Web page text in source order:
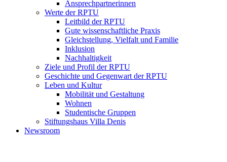
Ansprechpartnerinnen
Werte der RPTU
Leitbild der RPTU
Gute wissenschaftliche Praxis
Gleichstellung, Vielfalt und Familie
Inklusion
Nachhaltigkeit
Ziele und Profil der RPTU
Geschichte und Gegenwart der RPTU
Leben und Kultur
Mobilität und Gestaltung
Wohnen
Studentische Gruppen
Stiftungshaus Villa Denis
Newsroom